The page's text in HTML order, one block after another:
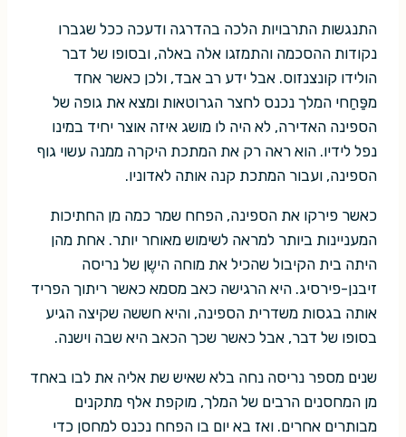
התנגשות התרבויות הלכה בהדרגה ודעכה ככל שגברו
נקודות ההסכמה והתמזגו אלה באלה, ובסופו של דבר
הולידו קונצנזוס. אבל ידע רב אבד, ולכן כאשר אחד
מפַּחַחי המלך נכנס לחצר הגרוטאות ומצא את גופה של
הספינה האדירה, לא היה לו מושג איזה אוצר יחיד במינו
נפל לידיו. הוא ראה רק את המתכת היקרה ממנה עשוי גוף
הספינה, ועבור המתכת קנה אותה לאדוניו.
כאשר פירקו את הספינה, הפחח שמר כמה מן החתיכות
המעניינות ביותר למראה לשימוש מאוחר יותר. אחת מהן
היתה בית הקיבול שהכיל את מוחה הישֶן של נריסה
זיבנן-פירסיג. היא הרגישה כאב מסמא כאשר ריתוך הפריד
אותה בגסות משדרית הספינה, והיא חששה שקיצה הגיע
בסופו של דבר, אבל כאשר שכך הכאב היא שבה וישנה.
שנים מספר נריסה נחה בלא שאיש שת אליה את לבו באחד
מן המחסנים הרבים של המלך, מוקפת אלף מתקנים
מבותרים אחרים. ואז בא יום בו הפחח נכנס למחסן כדי